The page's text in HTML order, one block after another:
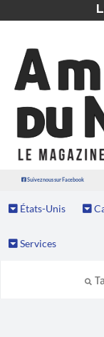
Suivez nous sur Facebook
États-Unis
Services